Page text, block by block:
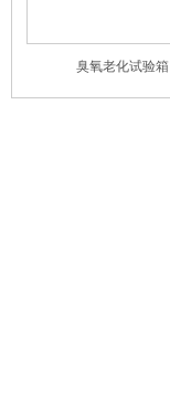
臭氧老化试验箱